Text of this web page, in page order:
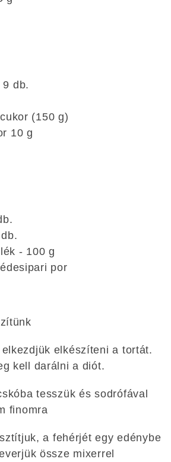
9 db.
(150 g)
10 g
- 100 g
por
elkészíteni a tortát.
kell darálni a diót.
tesszük és sodrófával
finomra
a fehérjét egy edénybe
össze mixerrel